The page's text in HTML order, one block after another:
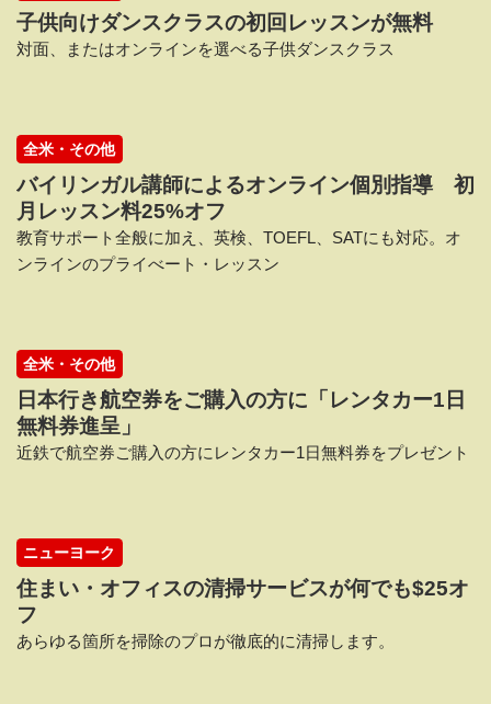
子供向けダンスクラスの初回レッスンが無料
対面、またはオンラインを選べる子供ダンスクラス
全米・その他
バイリンガル講師によるオンライン個別指導 初
月レッスン料25%オフ
教育サポート全般に加え、英検、TOEFL、SATにも対応。オ
ンラインのプライべート・レッスン
全米・その他
日本行き航空券をご購入の方に「レンタカー1日
無料券進呈」
近鉄で航空券ご購入の方にレンタカー1日無料券をプレゼント
ニューヨーク
住まい・オフィスの清掃サービスが何でも$25オ
フ
あらゆる箇所を掃除のプロが徹底的に清掃します。